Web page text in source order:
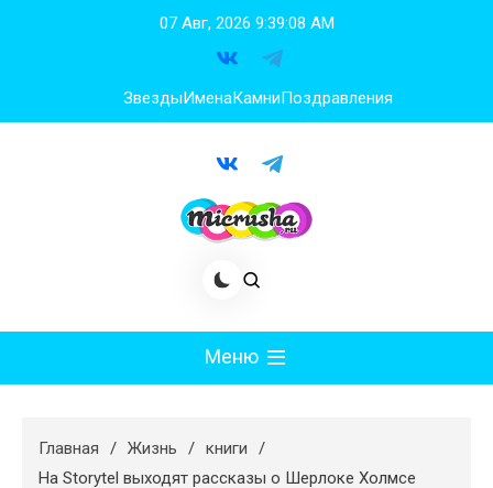
07 Авг, 2026 9:39:09 AM
ЗвездыИменаКамниПоздравления
Меню
Худеем
Главная Жизнь
книги
На Storytel выходят рассказы о Шерлоке Холмсе